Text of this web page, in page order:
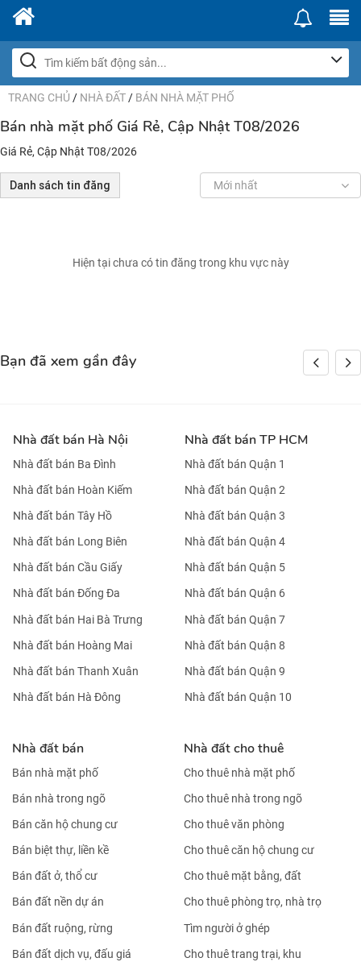
TRANG CHỦ / NHÀ ĐẤT / BÁN NHÀ MẶT PHỐ
Bán nhà mặt phố Giá Rẻ, Cập Nhật T08/2026
Giá Rẻ, Cập Nhật T08/2026
Danh sách tin đăng Mới nhất
Hiện tại chưa có tin đăng trong khu vực này
Bạn đã xem gần đây
Nhà đất bán Hà Nội
Nhà đất bán Ba Đình
Nhà đất bán Hoàn Kiếm
Nhà đất bán Tây Hồ
Nhà đất bán Long Biên
Nhà đất bán Cầu Giấy
Nhà đất bán Đống Đa
Nhà đất bán Hai Bà Trưng
Nhà đất bán Hoàng Mai
Nhà đất bán Thanh Xuân
Nhà đất bán Hà Đông
Nhà đất bán TP HCM
Nhà đất bán Quận 1
Nhà đất bán Quận 2
Nhà đất bán Quận 3
Nhà đất bán Quận 4
Nhà đất bán Quận 5
Nhà đất bán Quận 6
Nhà đất bán Quận 7
Nhà đất bán Quận 8
Nhà đất bán Quận 9
Nhà đất bán Quận 10
Nhà đất bán
Bán nhà mặt phố
Bán nhà trong ngõ
Bán căn hộ chung cư
Bán biệt thự, liền kề
Bán đất ở, thổ cư
Bán đất nền dự án
Bán đất ruộng, rừng
Bán đất dịch vụ, đấu giá
Nhà đất cho thuê
Cho thuê nhà mặt phố
Cho thuê nhà trong ngõ
Cho thuê văn phòng
Cho thuê căn hộ chung cư
Cho thuê mặt bằng, đất
Cho thuê phòng trọ, nhà trọ
Tìm người ở ghép
Cho thuê trang trại, khu